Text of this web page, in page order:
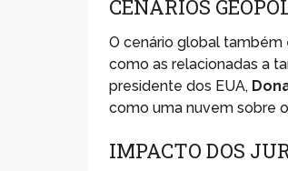
CENÁRIOS
O cenário global
como as relacionadas a
presidente dos EUA,
como uma nuvem sobre
IMPACTO DOS